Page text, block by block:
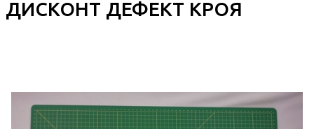
ДИСКОНТ ДЕФЕКТ КРОЯ